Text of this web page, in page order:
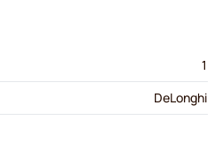
1
DeLonghi